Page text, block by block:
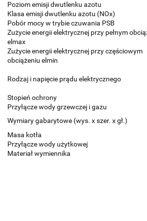
Poziom emisji dwutlenku azotu
Klasa emisji dwutlenku azotu (NOx)
Pobór mocy w trybie czuwania PSB
Zużycie energii elektrycznej przy pełnym
elmax
Zużycie energii elektrycznej przy częściowym
obciążeniu elmin
Rodzaj i napięcie prądu elektrycznego
Stopień ochrony
Przyłącze wody grzewczej i gazu
Wymiary gabarytowe (wys. x szer. x gł.)
Masa kotła
Przyłącze wody użytkowej
Materiał wymiennika